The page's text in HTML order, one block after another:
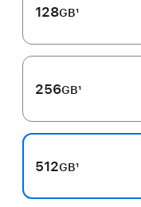
128GB
注
1
256GB
注
1
512GB
注
1